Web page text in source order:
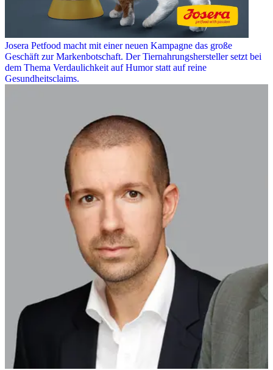
Josera Petfood macht mit einer neuen Kampagne das große
Geschäft zur Markenbotschaft. Der Tiernahrungshersteller setzt bei
dem Thema Verdaulichkeit auf Humor statt auf reine
Gesundheitsclaims.